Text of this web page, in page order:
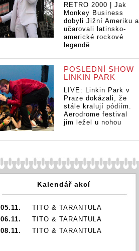
RETRO 2000 | Jak
Monkey Business
dobyli Jižní Ameriku a
učarovali latinsko-
americké rockové
legendě
POSLEDNÍ SHOW
LINKIN PARK
LIVE: Linkin Park v
Praze dokázali, že
stále kralují pódiím.
Aerodrome festival
jim ležel u nohou
Kalendář akcí
05.11.
TITO & TARANTULA
06.11.
TITO & TARANTULA
08.11.
TITO & TARANTULA